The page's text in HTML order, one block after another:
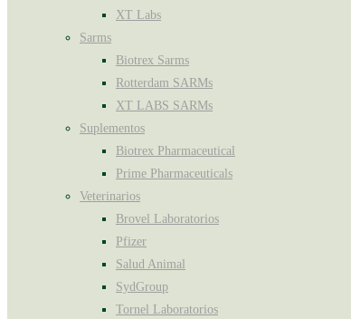
XT Labs
Sarms
Biotrex Sarms
Rotterdam SARMs
XT LABS SARMs
Suplementos
Biotrex Pharmaceutical
Prime Pharmaceuticals
Veterinarios
Brovel Laboratorios
Pfizer
Salud Animal
SydGroup
Tornel Laboratorios